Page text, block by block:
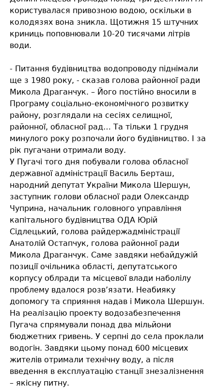
користувалася привозною водою, оскільки в
колодязях вона зникла. Щотижня 15 штучних
криниць поповнювали 10-20 тисячами літрів
води.
- Питання будівництва водопроводу піднімали
ще з 1980 року, - сказав голова районної ради
Микола Драганчук. – Його постійно вносили в
Програму соціально-економічного розвитку
району, розглядали на сесіях селищної,
районної, обласної рад… Та тільки 1 грудня
минулого року розпочали його будівництво. І за
рік пугачани отримали воду.
У Пугачі того дня побували голова обласної
державної адміністрації Василь Берташ,
народний депутат України Микола Шершун,
заступник голови обласної ради Олександр
Чуприна, начальник головного управління
капітального будівництва ОДА Юрій
Сідлецький, голова райдержадміністрації
Анатолій Остапчук, голова районної ради
Микола Драганчук. Саме завдяки небайдужій
позиції очільника області, депутатського
корпусу облради та місцевої влади наболілу
проблему вдалося розв’язати. Неабияку
допомогу та сприяння надав і Микола Шершун.
На реалізацію проекту водозабезпечення
Пугача спрямували понад два мільйони
бюджетних гривень. У серпні до села проклали
водогін. Завдяки цьому понад 600 місцевих
жителів отримали технічну воду, а після
введення в експлуатацію станції знезалізнення
– якісну питну.